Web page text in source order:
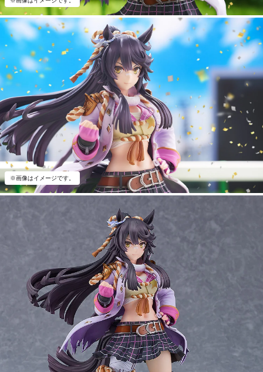
※画像はイメージです。